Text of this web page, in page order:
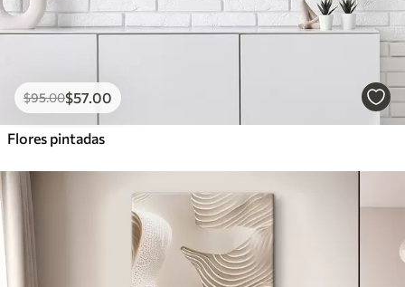
$95.00$57.00
Flores pintadas